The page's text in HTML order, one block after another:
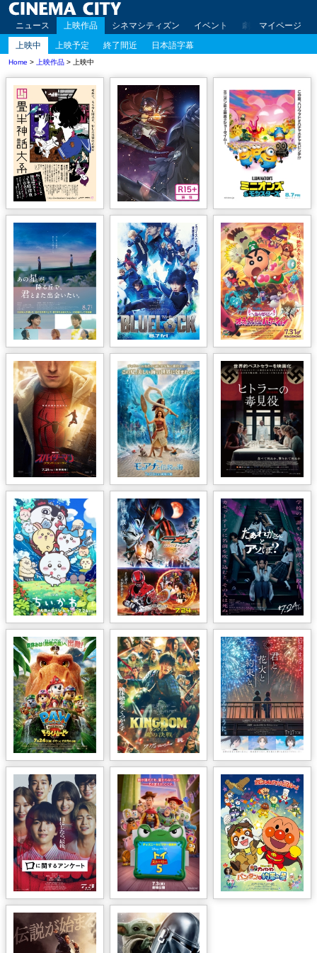
ニュース 上映作品 シネマシティズン イベント 劇場案内 アク
マイページ
上映中
上映予定 終了間近 日本語字幕
Home > 上映作品 > 上映中